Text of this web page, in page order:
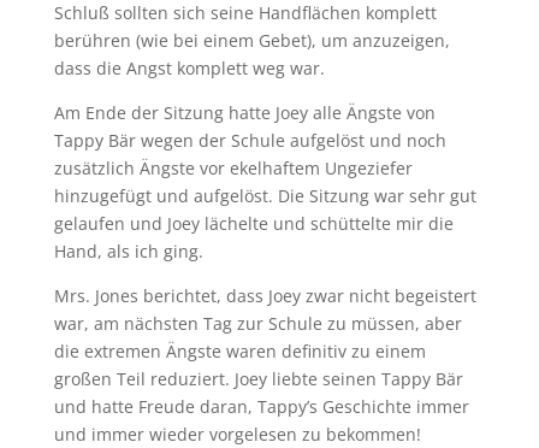
Schluß sollten sich seine Handflächen komplett
berühren (wie bei einem Gebet), um anzuzeigen,
dass die Angst komplett weg war.
Am Ende der Sitzung hatte Joey alle Ängste von
Tappy Bär wegen der Schule aufgelöst und noch
zusätzlich Ängste vor ekelhaftem Ungeziefer
hinzugefügt und aufgelöst. Die Sitzung war sehr gut
gelaufen und Joey lächelte und schüttelte mir die
Hand, als ich ging.
Mrs. Jones berichtet, dass Joey zwar nicht begeistert
war, am nächsten Tag zur Schule zu müssen, aber
die extremen Ängste waren definitiv zu einem
großen Teil reduziert. Joey liebte seinen Tappy Bär
und hatte Freude daran, Tappy’s Geschichte immer
und immer wieder vorgelesen zu bekommen!